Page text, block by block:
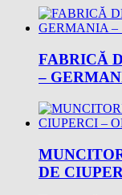
FABRICĂ
–
DE